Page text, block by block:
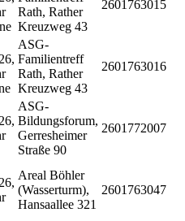
Rath, Rather
Kreuzweg 43
2601763015
ASG-
Familientreff
Rath, Rather
Kreuzweg 43
2601763016
ASG-
Bildungsforum,
Gerresheimer
Straße 90
2601772007
Areal Böhler
(Wasserturm),
Hansaallee 321
2601763047